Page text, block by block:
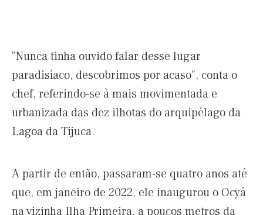
“Nunca tinha ouvido falar desse lugar
paradisíaco, descobrimos por acaso”, conta o
chef, referindo-se à mais movimentada e
urbanizada das dez ilhotas do arquipélago da
Lagoa da Tijuca.
A partir de então, passaram-se quatro anos até
que, em janeiro de 2022, ele inaugurou o Ocyá
na vizinha Ilha Primeira, a poucos metros da